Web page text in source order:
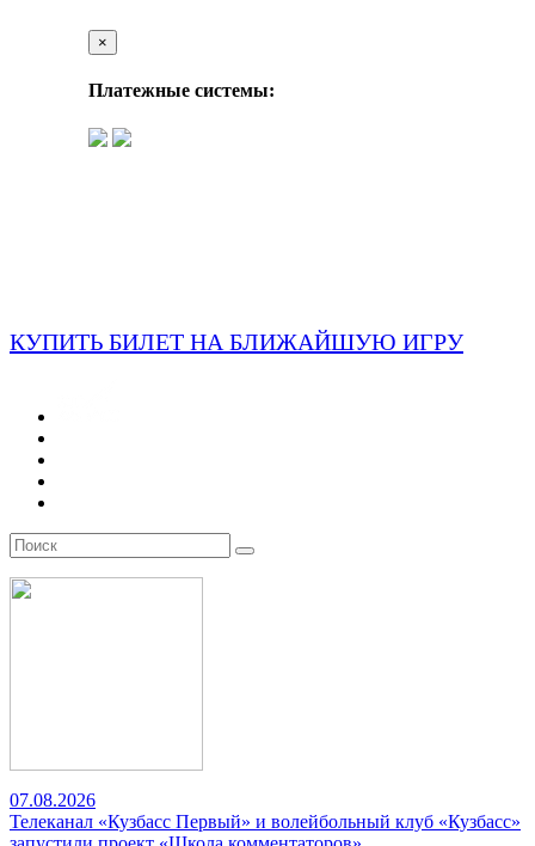
×
Платежные системы:
КУПИТЬ БИЛЕТ НА БЛИЖАЙШУЮ ИГРУ
07.08.2026
Телеканал «Кузбасс Первый» и волейбольный клуб «Кузбасс»